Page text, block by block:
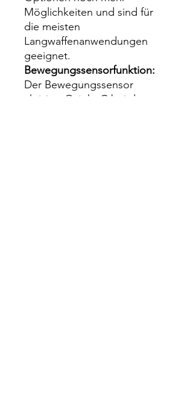
Möglichkeiten und sind für
die meisten
Langwaffenanwendungen
geeignet.
Bewegungssensorfunktion:
Der Bewegungssensor
aktiviert Osight C bei der